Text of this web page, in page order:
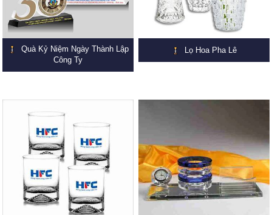
Quà Kỷ Niệm Ngày Thành Lập
Công Ty
Lọ Hoa Pha Lê